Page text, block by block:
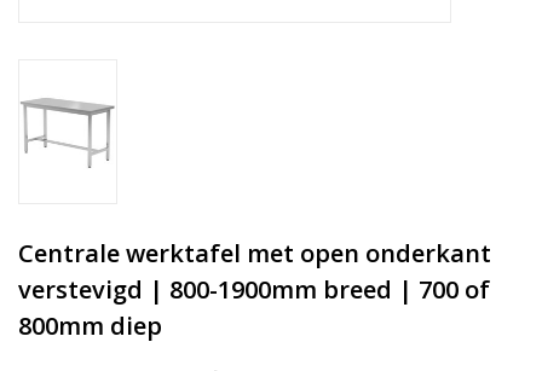
Centrale werktafel met open onderkant
verstevigd | 800-1900mm breed | 700 of
800mm diep